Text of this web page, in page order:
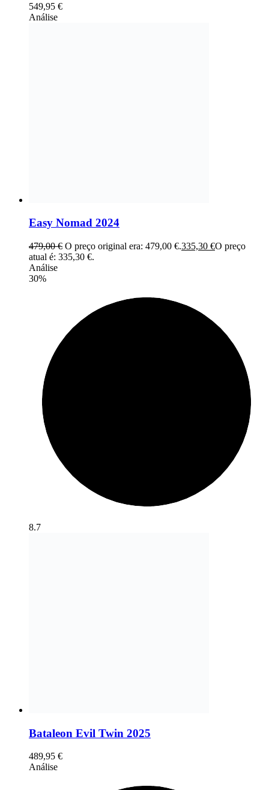
549,95 €
Análise
Easy Nomad 2024
479,00€ O preço original era: 479,00 €.335,30 €O preço
atual é: 335,30 €.
Análise
30%
8.7
Bataleon Evil Twin 2025
489,95 €
Análise